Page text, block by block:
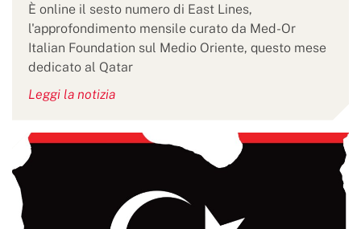
È online il sesto numero di East Lines,
l'approfondimento mensile curato da Med-Or
Italian Foundation sul Medio Oriente, questo mese
dedicato al Qatar
Leggi la notizia